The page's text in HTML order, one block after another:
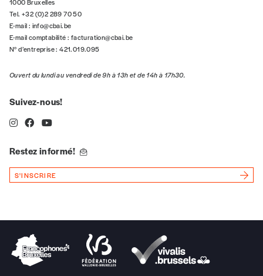
Tel. +32 (0)2 289 70 50
E-mail : info@cbai.be
E-mail comptabilité : facturation@cbai.be
N° d’entreprise : 421.019.095
Ouvert du lundi au vendredi de 9h à 13h et de 14h à 17h30.
Suivez-nous!
Restez informé!
S'INSCRIRE